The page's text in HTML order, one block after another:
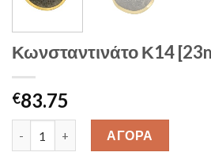
Κωνσταντινάτο Κ14
€83.75
Κωνσταντινάτο Κ14 [23m0264]
ΑΓΟΡΑ